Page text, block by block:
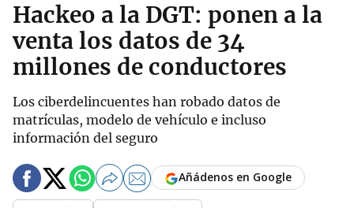
Hackeo a la DGT: ponen a la
venta los datos de 34
millones de conductores
Los ciberdelincuentes han robado datos de
matrículas, modelo de vehículo e incluso
información del seguro
Añádenos en Google